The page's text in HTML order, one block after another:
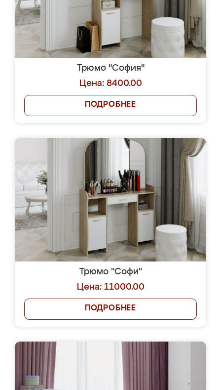
Трюмо "София"
Цена: 8400.00
ПОДРОБНЕЕ
Трюмо "Софи"
Цена: 11000.00
ПОДРОБНЕЕ